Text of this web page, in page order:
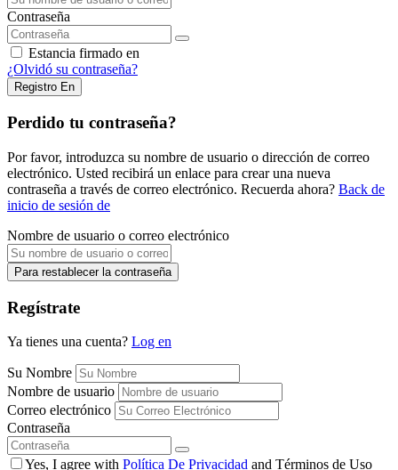
Contraseña
Estancia firmado en
¿Olvidó su contraseña?
Registro En
Perdido tu contraseña?
Por favor, introduzca su nombre de usuario o dirección de correo
electrónico. Usted recibirá un enlace para crear una nueva
contraseña a través de correo electrónico. Recuerda ahora? Back de
inicio de sesión de
Nombre de usuario o correo electrónico
Para restablecer la contraseña
Regístrate
Ya tienes una cuenta? Log en
Su Nombre
Nombre de usuario
Correo electrónico
Contraseña
Yes, I agree with Política De Privacidad and Términos de Uso